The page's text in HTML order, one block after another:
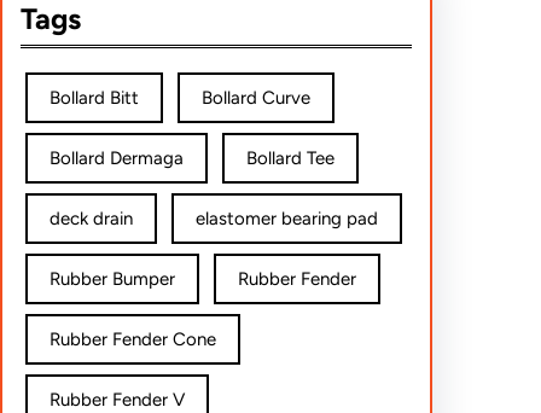
Tags
Bollard Bitt Bollard Curve
Bollard Dermaga Bollard Tee
deck drain elastomer bearing pad
Rubber Bumper Rubber Fender
Rubber Fender Cone
Rubber Fender V